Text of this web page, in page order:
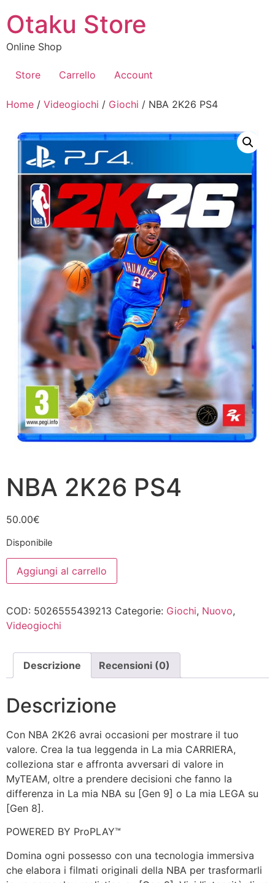
contenuto
Otaku Store
Online Shop
Store Carrello Account
Home / Videogiochi / Giochi / NBA 2K26 PS4
NBA 2K26 PS4
50.00€
Disponibile
NBA
2K26
PS4
Aggiungi al carrello
COD: 5026555439213 Categorie: Giochi, Nuovo,
Videogiochi
Descrizione Recensioni (0)
Descrizione
Con NBA 2K26 avrai occasioni per mostrare il tuo
valore. Crea la tua leggenda in La mia CARRIERA,
colleziona star e affronta avversari di valore in
MyTEAM, oltre a prendere decisioni che fanno la
differenza in La mia NBA su [Gen 9] o La mia LEGA su
[Gen 8].
POWERED BY ProPLAY™
Domina ogni possesso con una tecnologia immersiva
che elabora i filmati originali della NBA per trasformarli